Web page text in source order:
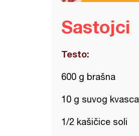
Sastojci
Testo:
600 g brašna
10 g suvog kvasca
1/2 kašičice soli